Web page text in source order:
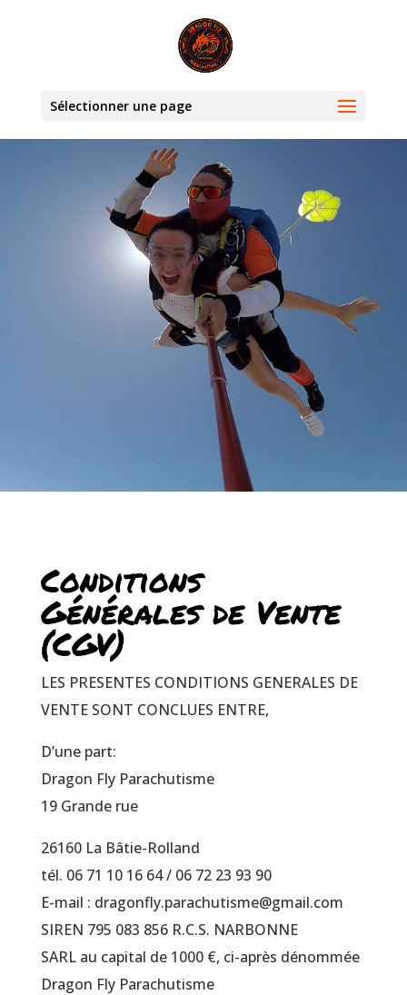
Sélectionner une page
Conditions
Générales de Vente
(CGV)
LES PRESENTES CONDITIONS GENERALES DE
VENTE SONT CONCLUES ENTRE,
D’une part:
Dragon Fly Parachutisme
19 Grande rue
26160 La Bâtie-Rolland
tél. 06 71 10 16 64 / 06 72 23 93 90
E-mail : dragonfly.parachutisme@gmail.com
SIREN 795 083 856 R.C.S. NARBONNE
SARL au capital de 1000 €, ci-après dénommée
Dragon Fly Parachutisme